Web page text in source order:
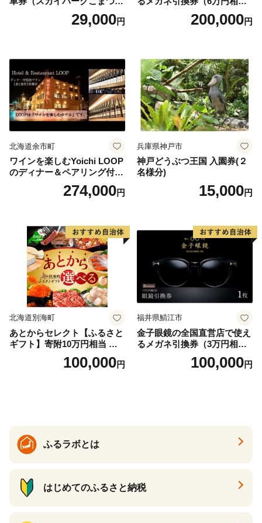
翼） 駐車場 シャトルバスの
りばすぐ 石川県 小松市
29,000円
当） Platinum200,000円
北海道余市町
ワインを楽しむYoichi LOOP
のディナー＆ペアリング付宿
泊プラン＜デラックスツイン
274,000円
兵庫県神戸市
神戸どうぶつ王国 入園券(２
名様分)
15,000円
北海道別海町
あとからセレクト【ふるさと
ギフト】寄附10万円相当 あ
とから選べる！ ギフト いく
ら ほたて 海鮮 牛肉 別海町
ギフト ふるさと納税 ）
100,000円
福井県鯖江市
金子眼鏡の全国直営店で使え
るメガネ引換券（3万円相
100,000円
ふるラボとは
はじめてのふるさと納税